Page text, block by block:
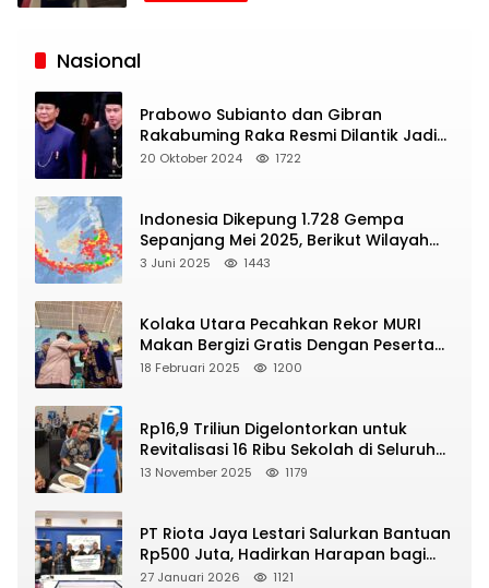
Siaran
Nasional
Prabowo Subianto dan Gibran
Rakabuming Raka Resmi Dilantik Jadi
Presiden dan Wapres RI
20 Oktober 2024 1722
Indonesia Dikepung 1.728 Gempa
Sepanjang Mei 2025, Berikut Wilayah
Yang Intens Diguncang!
3 Juni 2025 1443
Kolaka Utara Pecahkan Rekor MURI
Makan Bergizi Gratis Dengan Peserta
Terbanyak
18 Februari 2025 1200
Rp16,9 Triliun Digelontorkan untuk
Revitalisasi 16 Ribu Sekolah di Seluruh
Indonesia
13 November 2025 1179
PT Riota Jaya Lestari Salurkan Bantuan
Rp500 Juta, Hadirkan Harapan bagi
Korban Bencana di Sumatera
27 Januari 2026 1121